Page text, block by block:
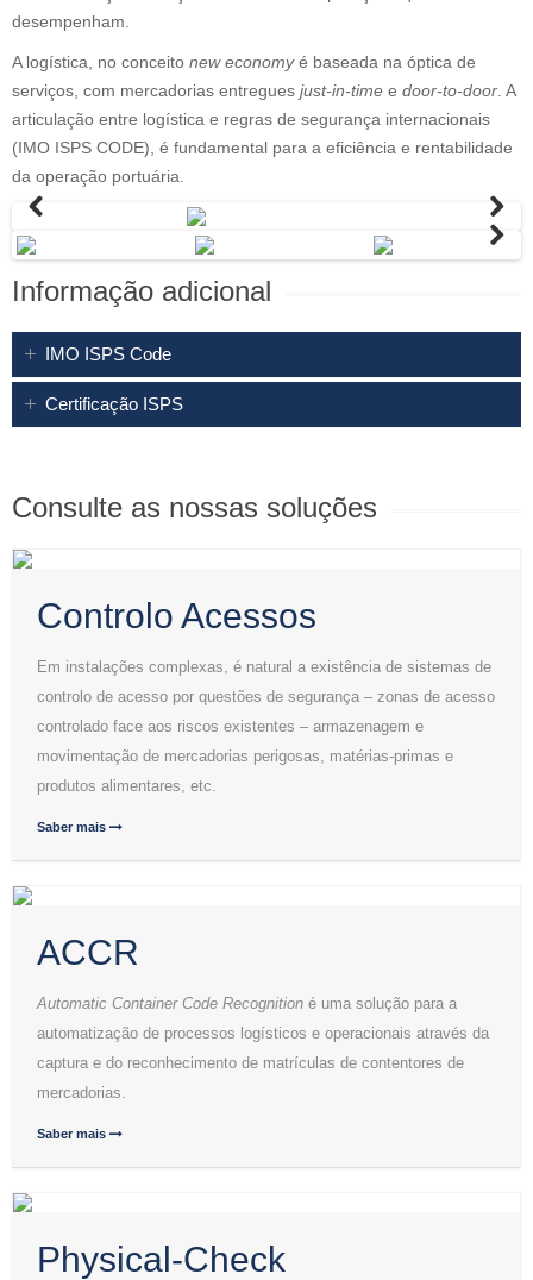
desempenham.
A logística, no conceito new economyé baseada na óptica de
serviços, com mercadorias entregues just-in-time e door-to-door . A
articulação entre logística e regras de segurança internacionais
(IMO ISPS CODE), é fundamental para a eficiência e rentabilidade
da operação portuária.
Previous
Next
Next
Informação adicional
IMO ISPS Code
Certificação ISPS
Consulte as nossas soluções
Controlo Acessos
Em instalações complexas, é natural a existência de sistemas de
controlo de acesso por questões de segurança – zonas de acesso
controlado face aos riscos existentes – armazenagem e
movimentação de mercadorias perigosas, matérias-primas e
produtos alimentares, etc.
Saber mais
ACCR
Automatic Container Code Recognition é uma solução para a
automatização de processos logísticos e operacionais através da
captura e do reconhecimento de matrículas de contentores de
mercadorias.
Saber mais
Physical-Check